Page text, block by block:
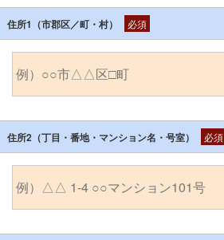
住所1（市郡区／町・村） 必須
住所2（丁目・番地・マンション名・号室） 必須